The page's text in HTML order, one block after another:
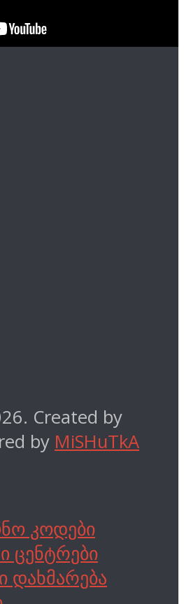
Created by
by MiSHuTkA
კოდები
ცენტრები
დახმარება